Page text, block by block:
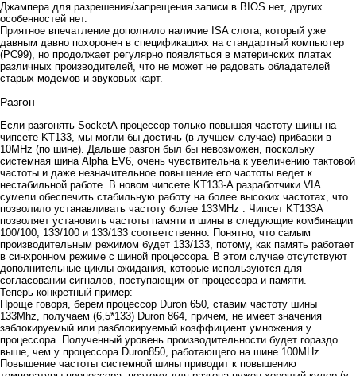
Джампера для разрешения/запрещения записи в BIOS нет, других
особенностей нет.
Приятное впечатление дополнило наличие ISA слота, который уже
давным давно похоронен в спецификациях на стандартный компьютер
(PC99), но продолжает регулярно появляться в материнских платах
различных производителей, что не может не радовать обладателей
старых модемов и звуковых карт.
Разгон
Если разгонять SocketA процессор только повышая частоту шины на
чипсете KT133, мы могли бы достичь (в лучшем случае) прибавки в
10MHz (по шине). Дальше разгон был бы невозможен, поскольку
системная шина Alpha EV6, очень чувствительна к увеличению тактовой
частоты и даже незначительное повышение его частоты ведет к
нестабильной работе. В новом чипсете KT133-A разработчики VIA
сумели обеспечить стабильную работу на более высоких частотах, что
позволило устанавливать частоту более 133MHz . Чипсет KT133A
позволяет установить частоты памяти и шины в следующие комбинации
100/100, 133/100 и 133/133 соответственно. Понятно, что самым
производительным режимом будет 133/133, потому, как память работает
в синхронном режиме с шиной процессора. В этом случае отсутствуют
дополнительные циклы ожидания, которые используются для
согласовании сигналов, поступающих от процессора и памяти.
Теперь конкретный пример:
Проще говоря, берем процессор Duron 650, ставим частоту шины
133Mhz, получаем (6,5*133) Duron 864, причем, не имеет значения
заблокируемый или разблокируемый коэффициент умножения у
процессора. Полученный уровень производительности будет гораздо
выше, чем у процессора Duron850, работающего на шине 100MHz.
Повышение частоты системной шины приводит к повышению